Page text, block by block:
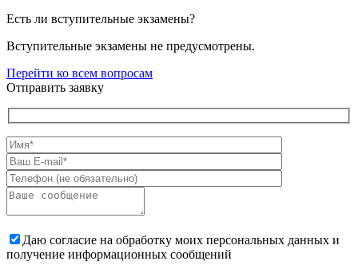
Есть ли вступительные экзамены?
Вступительные экзамены не предусмотрены.
Перейти ко всем вопросам
Отправить заявку
Даю согласие на обработку моих персональных данных и
получение информационных сообщений